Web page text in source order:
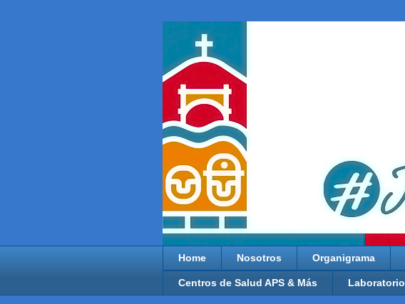
Home Nosotros Organigrama
Centros de Salud APS & Más Laboratorio